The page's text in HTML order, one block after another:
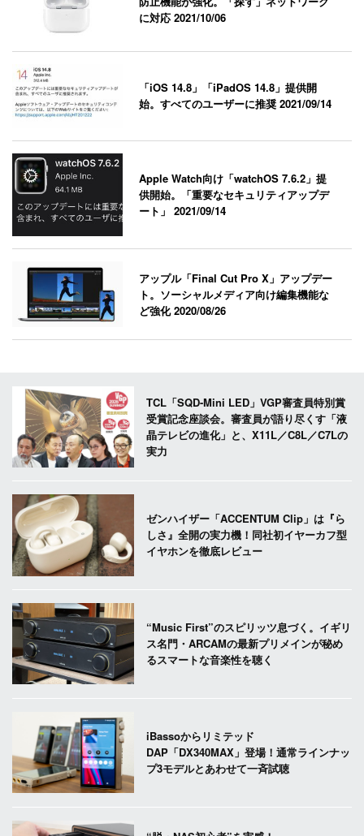
に対応2021/10/06
「iOS 14.8」「iPadOS 14.8」提供開
始。すべてのユーザーに推奨2021/09/14
Apple Watch向け「watchOS 7.6.2」提
供開始。「重要なセキュリティアップデ
ート」2021/09/14
アップル「Final Cut Pro X」アップデー
ト。ソーシャルメディア向け編集機能な
ど強化2020/08/26
TCL「SQD-Mini LED」VGP審査員特別賞
受賞記念座談会。審査員が語り尽くす「液
晶テレビの進化」と、X11L／C8L／C7Lの
実力
ゼンハイザー「ACCENTUM Clip」は『ら
しさ』全開の実力機！同社初イヤーカフ型
イヤホンを徹底レビュー
“Music First”のスピリッツ息づく。イギリ
ス名門・ARCAMの最新プリメインが秘め
るスマートな音楽性を聴く
iBassoからリミテッド
DAP「DX340MAX」登場！通常ラインナッ
プ3モデルとあわせて一斉試聴